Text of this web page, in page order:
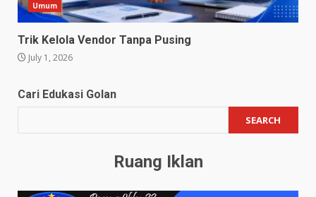
Umum
Trik Kelola Vendor Tanpa Pusing
July 1, 2026
Cari Edukasi Golan
SEARCH
Ruang Iklan